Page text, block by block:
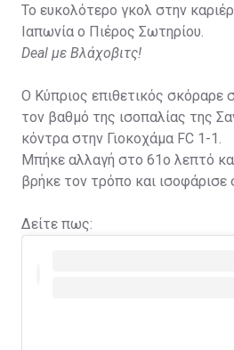
Το ευκολότερο γκολ στην
Ιαπωνία ο Πιέρος Σωτηρίου.
Deal με Βλάχοβιτς!
Ο Κύπριος επιθετικός σκόραρε
τον βαθμό της ισοπαλίας της
κόντρα στην Γιοκοχάμα FC 1-1.
Μπήκε αλλαγή στο 61ο λεπτό
βρήκε τον τρόπο και ισοφάρισε
Δείτε πως: